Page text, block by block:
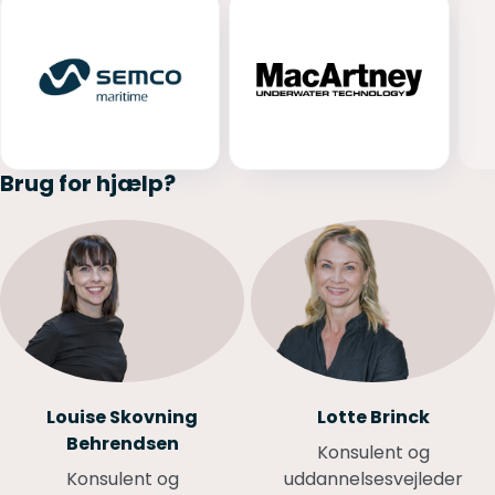
Brug for hjælp?
Louise Skovning
Behrendsen
Konsulent og
Lotte Brinck
Konsulent og
uddannelsesvejleder